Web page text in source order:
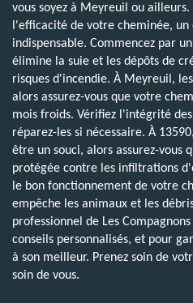
vous soyez à Meyreuil ou
l'efficacité de votre cheminée,
indispensable. Commencez par
élimine la suie et les dépôts de
risques d'incendie. À Meyreuil,
alors assurez-vous que votre
mois froids. Vérifiez l'intégrité
réparez-les si nécessaire. À
être un souci, alors assurez-vous
protégée contre les infiltrations
le bon fonctionnement de votre
empêche les animaux et les
professionnel de Les
conseils personnalisés, et pour
à son meilleur. Prenez soin de
soin de vous.